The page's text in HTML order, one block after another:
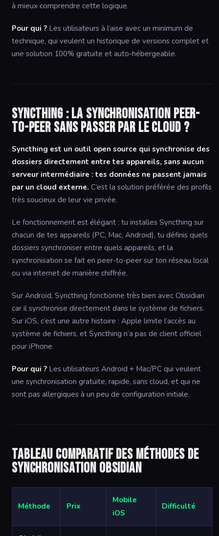
à mieux comprendre cette logique.
Pour qui ? Les utilisateurs à l’aise avec un minimum de
technique, qui veulent un historique de versions complet et
une solution 100% gratuite et auto-hébergeable.
Syncthing : la synchronisation peer-
to-peer sans passer par le cloud ?
Syncthing est un outil open source qui synchronise des
dossiers directement entre tes appareils, sans aucun
serveur intermédiaire : tes données ne passent jamais
par un cloud externe. C’est la solution préférée des profils
très soucieux de leur vie privée.
Le fonctionnement est élégant : tu installes Syncthing sur
chacun de tes appareils (PC, Mac, Android), tu définis quels
dossiers synchroniser entre quels appareils, et la
synchronisation se fait en peer-to-peer sur ton réseau local
ou via internet de manière chiffrée.
Sur Android, Syncthing fonctionne très bien avec Obsidian
car il synchronise directement dans le système de fichiers.
Sur iOS, c’est une autre histoire : Apple limite l’accès au
système de fichiers, et Syncthing n’a pas de client officiel
pour iPhone.
Pour qui ? Les utilisateurs Android + Mac/PC qui veulent
une synchronisation gratuite, rapide, sans cloud, et qui ne
sont pas allergiques à un peu de configuration initiale.
Tableau comparatif des méthodes de
synchronisation Obsidian
Méthode Prix
Mobile
iOS
Difficulté